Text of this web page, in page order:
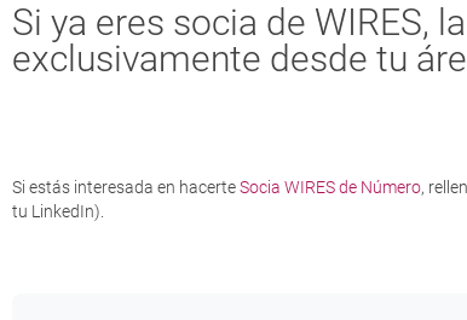
Si ya eres socia de WIRES,
exclusivamente desde tu
Si estás interesada en hacerteSocia WIRES de Número,
tu LinkedIn).